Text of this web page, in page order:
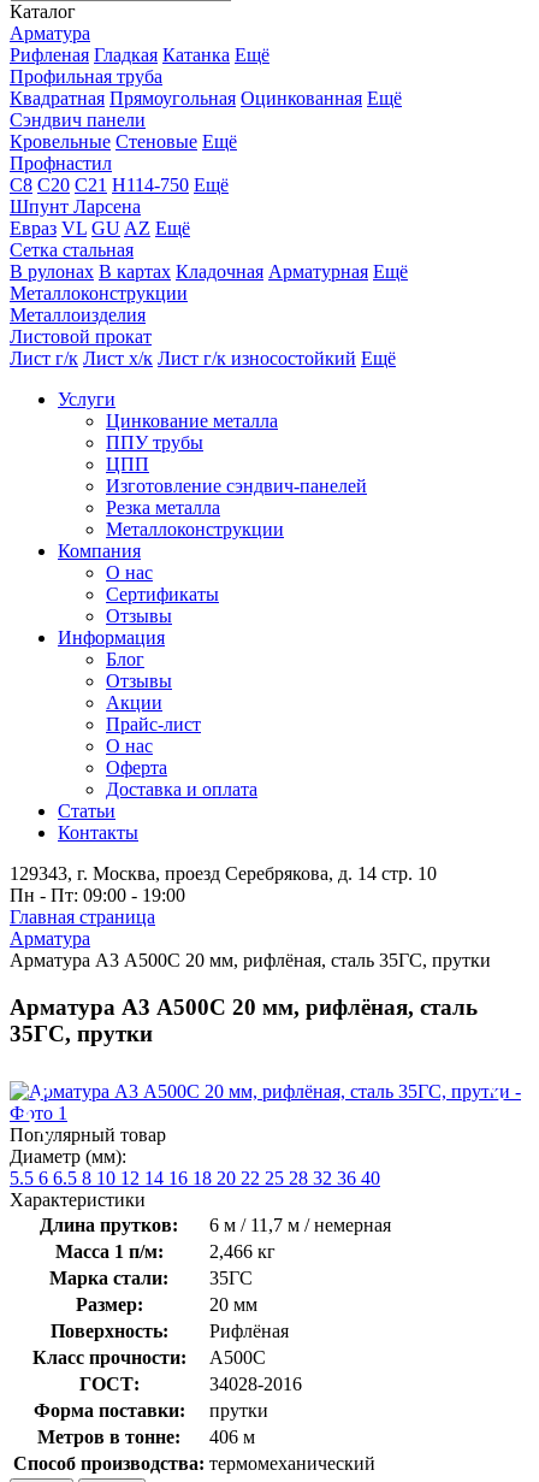
Каталог
Арматура
Рифленая Гладкая Катанка Ещё
Профильная труба
Квадратная Прямоугольная Оцинкованная Ещё
Сэндвич панели
Кровельные Стеновые Ещё
Профнастил
С8 С20 С21 Н114-750 Ещё
Шпунт Ларсена
Евраз VL GU AZ Ещё
Сетка стальная
В рулонах В картах Кладочная Арматурная Ещё
Металлоконструкции
Металлоизделия
Листовой прокат
Лист г/к Лист х/к Лист г/к износостойкий Ещё
Услуги
Цинкование металла
ППУ трубы
ЦПП
Изготовление сэндвич-панелей
Резка металла
Металлоконструкции
Компания
О нас
Сертификаты
Отзывы
Информация
Блог
Отзывы
Акции
Прайс-лист
О нас
Оферта
Доставка и оплата
Статьи
Контакты
129343, г. Москва, проезд Серебрякова, д. 14 стр. 10
Пн - Пт: 09:00 - 19:00
Главная страница
Арматура
Арматура А3 А500С 20 мм, рифлёная, сталь 35ГС, прутки
Арматура А3 А500С 20 мм, рифлёная, сталь
35ГС, прутки
Популярный товар
Диаметр (мм):
5.5 6 6.5 8 10 12 14 16 18 20 22 25 28 32 36 40
Характеристики
Длина прутков:
6 м / 11,7 м / немерная
Масса 1 п/м:
2,466 кг
Марка стали:
35ГС
Размер:
20 мм
Поверхность:
Рифлёная
Класс прочности:
А500С
ГОСТ:
34028-2016
Форма поставки:
прутки
Метров в тонне:
406 м
Способ производства: термомеханический